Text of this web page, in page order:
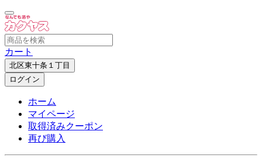
カート
北区東十条１丁目
ログイン
ホーム
マイページ
取得済みクーポン
再び購入